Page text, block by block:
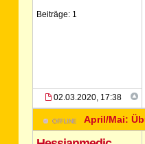
Beiträge: 1
02.03.2020, 17:38
April/Mai: